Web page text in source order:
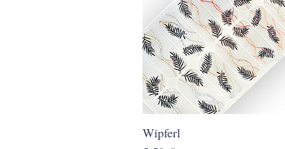
Wipferl